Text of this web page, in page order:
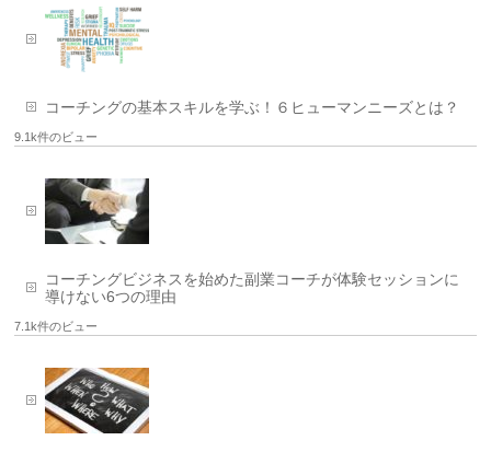
コーチングの基本スキルを学ぶ！６ヒューマンニーズとは？
9.1k件のビュー
コーチングビジネスを始めた副業コーチが体験セッションに
導けない6つの理由
7.1k件のビュー